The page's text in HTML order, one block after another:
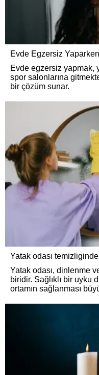
Evde Egzersiz
Evde egzersiz yapmak,
spor salonlarına
bir çözüm sunar.
Yatak odası
Yatak odası, dinlenme
biridir. Sağlıklı bir uyku
ortamın sağlanması